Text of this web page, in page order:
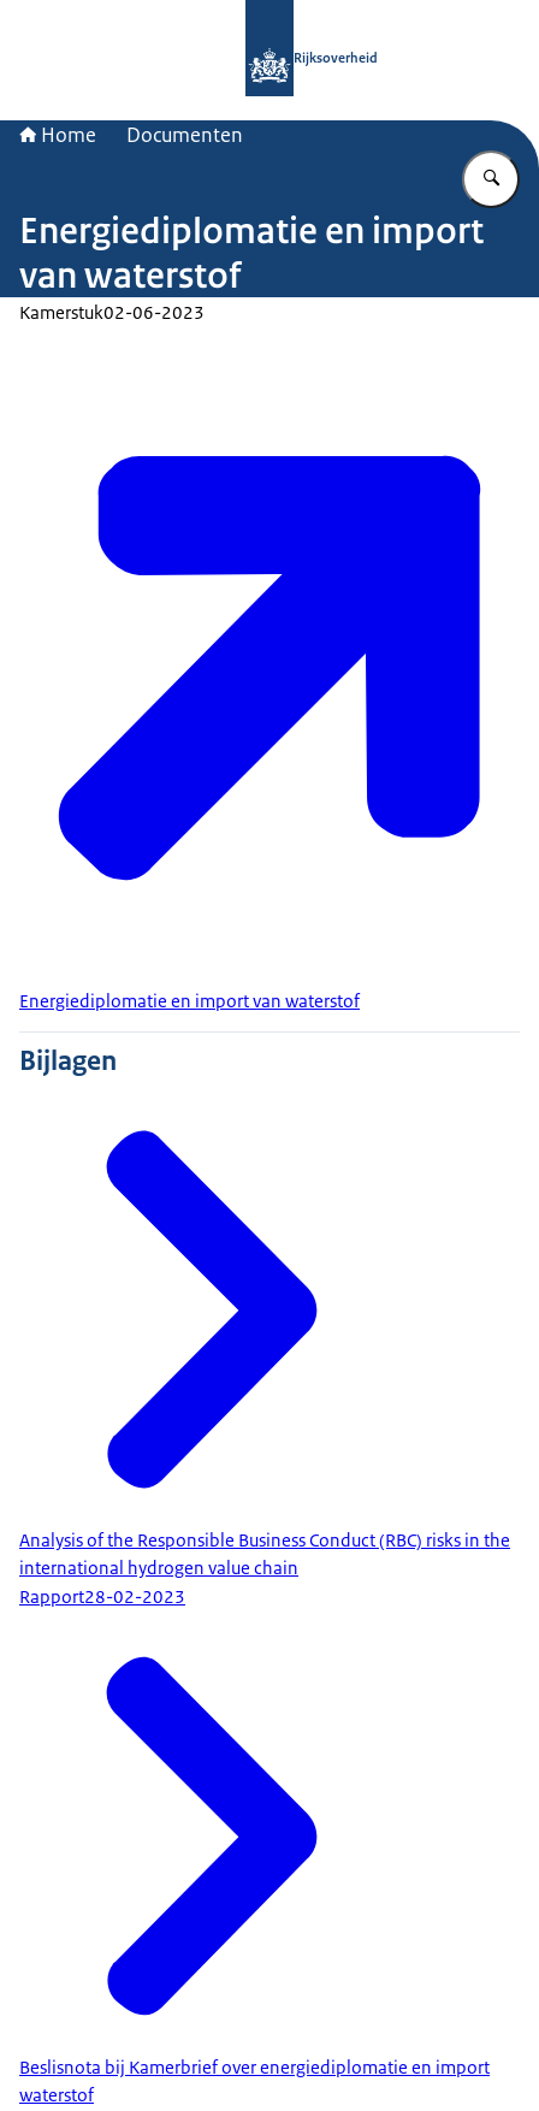
Rijksoverheid
Home Documenten
Energiediplomatie en import
van waterstof
Kamerstuk02-06-2023
Energiediplomatie en import van waterstof
Bijlagen
Analysis of the Responsible Business Conduct (RBC) risks in the
international hydrogen value chain
Rapport28-02-2023
Beslisnota bij Kamerbrief over energiediplomatie en import
waterstof